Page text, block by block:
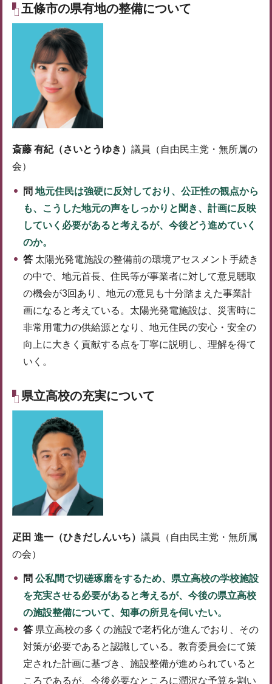
五條市の県有地の整備について
斎藤 有紀（さいとうゆき） 議員（自由民主党・無所属の
会）
問 地元住民は強硬に反対しており、公正性の観点から
も、こうした地元の声をしっかりと聞き、計画に反映
していく必要があると考えるが、今後どう進めていく
のか。
答 太陽光発電施設の整備前の環境アセスメント手続き
の中で、地元首長、住民等が事業者に対して意見聴取
の機会が3回あり、地元の意見も十分踏まえた事業計
画になると考えている。太陽光発電施設は、災害時に
非常用電力の供給源となり、地元住民の安心・安全の
向上に大きく貢献する点を丁寧に説明し、理解を得て
いく。
県立高校の充実について
疋田 進一（ひきだしんいち） 議員（自由民主党・無所属
の会）
問 公私間で切磋琢磨をするため、県立高校の学校施設
を充実させる必要があると考えるが、今後の県立高校
の施設整備について、知事の所見を伺いたい。
答 県立高校の多くの施設で老朽化が進んでおり、その
対策が必要であると認識している。教育委員会にて策
定された計画に基づき、施設整備が進められていると
ころであるが、今後必要なところに潤沢な予算を割い